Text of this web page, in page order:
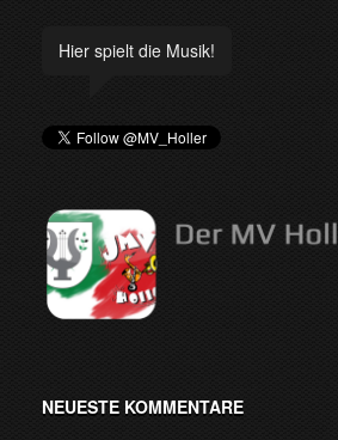
Hier spielt die Musik!
NEUESTE KOMMENTARE